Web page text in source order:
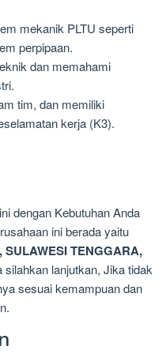
mekanik PLTU seperti
perpipaan.
dan memahami
tim, dan memiliki
kerja (K3).
dengan Kebutuhan Anda
ini berada yaitu
TENGGARA,
lanjutkan, Jika tidak
sesuai kemampuan dan